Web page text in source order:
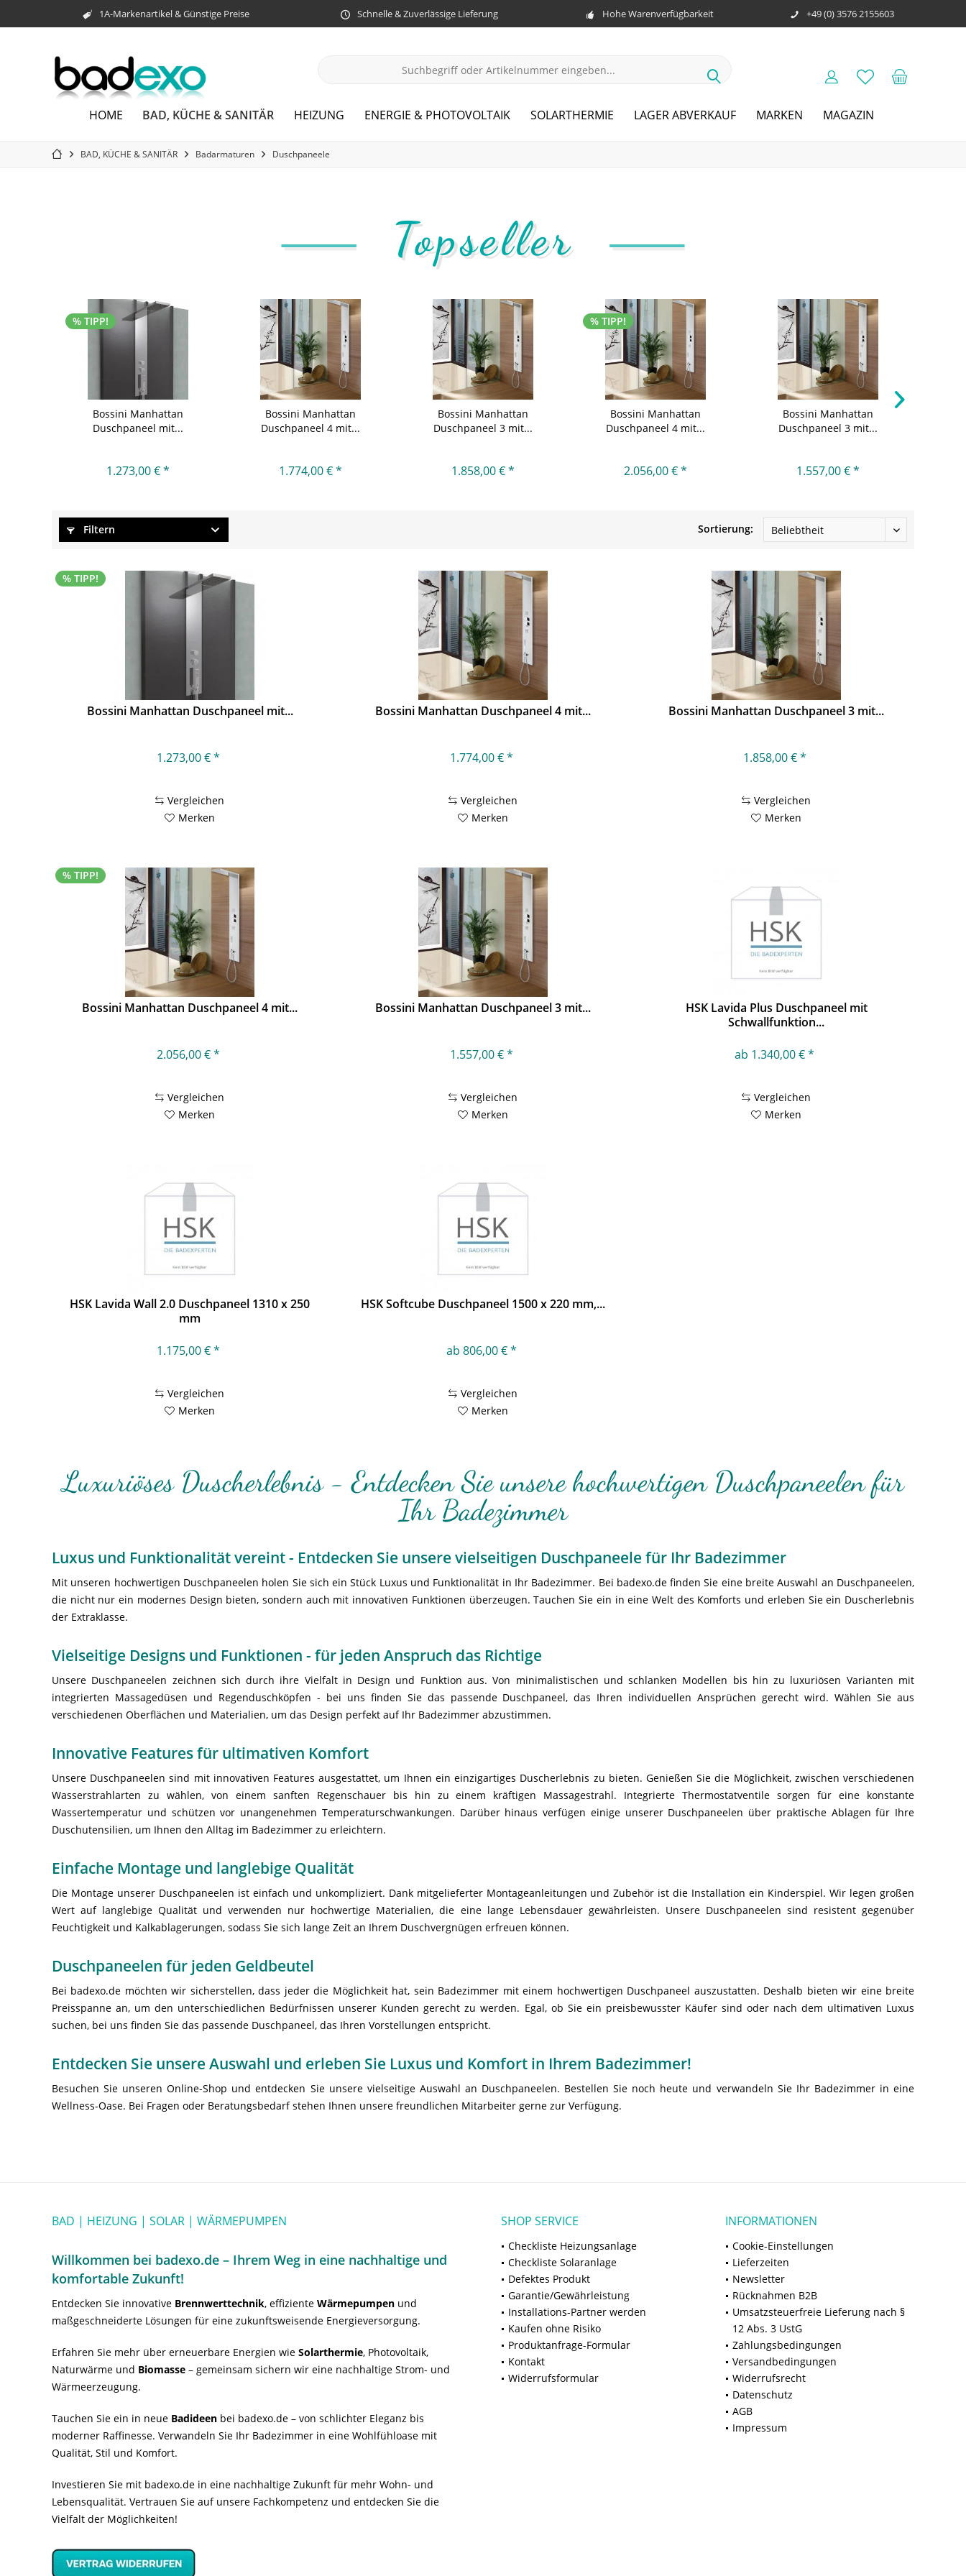
1A-Markenartikel & Günstige Preise Schnelle & Zuverlässige Lieferung Hohe Warenverfügbarkeit +49 (0) 3576 2155603
HOME BAD, KÜCHE & SANITÄR HEIZUNG ENERGIE & PHOTOVOLTAIK SOLARTHERMIE LAGER ABVERKAUF MARKEN MAGAZIN
BAD, KÜCHE & SANITÄR Badarmaturen Duschpaneele
Topseller
% TIPP!
Bossini Manhattan
Duschpaneel mit...
1.273,00 € *
Bossini Manhattan
Duschpaneel 4 mit...
1.774,00 € *
Bossini Manhattan
Duschpaneel 3 mit...
1.858,00 € *
% TIPP!
Bossini Manhattan
Duschpaneel 4 mit...
2.056,00 € *
Bossini Manhattan
Duschpaneel 3 mit...
1.557,00 € *
Filtern Sortierung:
% TIPP!
Bossini Manhattan Duschpaneel mit...
1.273,00 € *
Vergleichen
Merken
Bossini Manhattan Duschpaneel 4 mit...
1.774,00 € *
Vergleichen
Merken
Bossini Manhattan Duschpaneel 3 mit...
1.858,00 € *
Vergleichen
Merken
% TIPP!
Bossini Manhattan Duschpaneel 4 mit...
2.056,00 € *
Vergleichen
Merken
Bossini Manhattan Duschpaneel 3 mit...
1.557,00 € *
Vergleichen
Merken
HSK Lavida Plus Duschpaneel mit
Schwallfunktion...
ab 1.340,00 € *
Vergleichen
Merken
HSK Lavida Wall 2.0 Duschpaneel 1310 x 250
mm
1.175,00 € *
Vergleichen
Merken
HSK Softcube Duschpaneel 1500 x 220 mm,...
ab 806,00 € *
Vergleichen
Merken
Luxuriöses Duscherlebnis - Entdecken Sie unsere hochwertigen Duschpaneelen für
Ihr Badezimmer
Luxus und Funktionalität vereint - Entdecken Sie unsere vielseitigen Duschpaneele für Ihr Badezimmer
Mit unseren hochwertigen Duschpaneelen holen Sie sich ein Stück Luxus und Funktionalität in Ihr Badezimmer. Bei badexo.de finden Sie eine breite Auswahl an Duschpaneelen,
die nicht nur ein modernes Design bieten, sondern auch mit innovativen Funktionen überzeugen. Tauchen Sie ein in eine Welt des Komforts und erleben Sie ein Duscherlebnis
der Extraklasse.
Vielseitige Designs und Funktionen - für jeden Anspruch das Richtige
Unsere Duschpaneelen zeichnen sich durch ihre Vielfalt in Design und Funktion aus. Von minimalistischen und schlanken Modellen bis hin zu luxuriösen Varianten mit
integrierten Massagedüsen und Regenduschköpfen - bei uns finden Sie das passende Duschpaneel, das Ihren individuellen Ansprüchen gerecht wird. Wählen Sie aus
verschiedenen Oberflächen und Materialien, um das Design perfekt auf Ihr Badezimmer abzustimmen.
Innovative Features für ultimativen Komfort
Unsere Duschpaneelen sind mit innovativen Features ausgestattet, um Ihnen ein einzigartiges Duscherlebnis zu bieten. Genießen Sie die Möglichkeit, zwischen verschiedenen
Wasserstrahlarten zu wählen, von einem sanften Regenschauer bis hin zu einem kräftigen Massagestrahl. Integrierte Thermostatventile sorgen für eine konstante
Wassertemperatur und schützen vor unangenehmen Temperaturschwankungen. Darüber hinaus verfügen einige unserer Duschpaneelen über praktische Ablagen für Ihre
Duschutensilien, um Ihnen den Alltag im Badezimmer zu erleichtern.
Einfache Montage und langlebige Qualität
Die Montage unserer Duschpaneelen ist einfach und unkompliziert. Dank mitgelieferter Montageanleitungen und Zubehör ist die Installation ein Kinderspiel. Wir legen großen
Wert auf langlebige Qualität und verwenden nur hochwertige Materialien, die eine lange Lebensdauer gewährleisten. Unsere Duschpaneelen sind resistent gegenüber
Feuchtigkeit und Kalkablagerungen, sodass Sie sich lange Zeit an Ihrem Duschvergnügen erfreuen können.
Duschpaneelen für jeden Geldbeutel
Bei badexo.de möchten wir sicherstellen, dass jeder die Möglichkeit hat, sein Badezimmer mit einem hochwertigen Duschpaneel auszustatten. Deshalb bieten wir eine breite
Preisspanne an, um den unterschiedlichen Bedürfnissen unserer Kunden gerecht zu werden. Egal, ob Sie ein preisbewusster Käufer sind oder nach dem ultimativen Luxus
suchen, bei uns finden Sie das passende Duschpaneel, das Ihren Vorstellungen entspricht.
Entdecken Sie unsere Auswahl und erleben Sie Luxus und Komfort in Ihrem Badezimmer!
Besuchen Sie unseren Online-Shop und entdecken Sie unsere vielseitige Auswahl an Duschpaneelen. Bestellen Sie noch heute und verwandeln Sie Ihr Badezimmer in eine
Wellness-Oase. Bei Fragen oder Beratungsbedarf stehen Ihnen unsere freundlichen Mitarbeiter gerne zur Verfügung.
BAD | HEIZUNG | SOLAR | WÄRMEPUMPEN
Willkommen bei badexo.de – Ihrem Weg in eine nachhaltige und
komfortable Zukunft!
Entdecken Sie innovative Brennwerttechnik, effiziente Wärmepumpen und
maßgeschneiderte Lösungen für eine zukunftsweisende Energieversorgung.
Erfahren Sie mehr über erneuerbare Energien wie Solarthermie, Photovoltaik,
Naturwärme und Biomasse – gemeinsam sichern wir eine nachhaltige Strom- und
Wärmeerzeugung.
Tauchen Sie ein in neue Badideen bei badexo.de – von schlichter Eleganz bis
moderner Raffinesse. Verwandeln Sie Ihr Badezimmer in eine Wohlfühloase mit
Qualität, Stil und Komfort.
Investieren Sie mit badexo.de in eine nachhaltige Zukunft für mehr Wohn- und
Lebensqualität. Vertrauen Sie auf unsere Fachkompetenz und entdecken Sie die
Vielfalt der Möglichkeiten!
SHOP SERVICE
Checkliste Heizungsanlage
Checkliste Solaranlage
Defektes Produkt
Garantie/Gewährleistung
Installations-Partner werden
Kaufen ohne Risiko
Produktanfrage-Formular
Kontakt
Widerrufsformular
INFORMATIONEN
Cookie-Einstellungen
Lieferzeiten
Newsletter
Rücknahmen B2B
Umsatzsteuerfreie Lieferung nach §
12 Abs. 3 UstG
Zahlungsbedingungen
Versandbedingungen
Widerrufsrecht
Datenschutz
AGB
Impressum